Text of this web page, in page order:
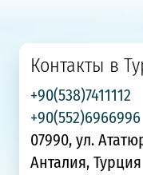
Контакты в
+90(538)7411112
+90(552)6966996
07990, ул.
Анталия, Турция